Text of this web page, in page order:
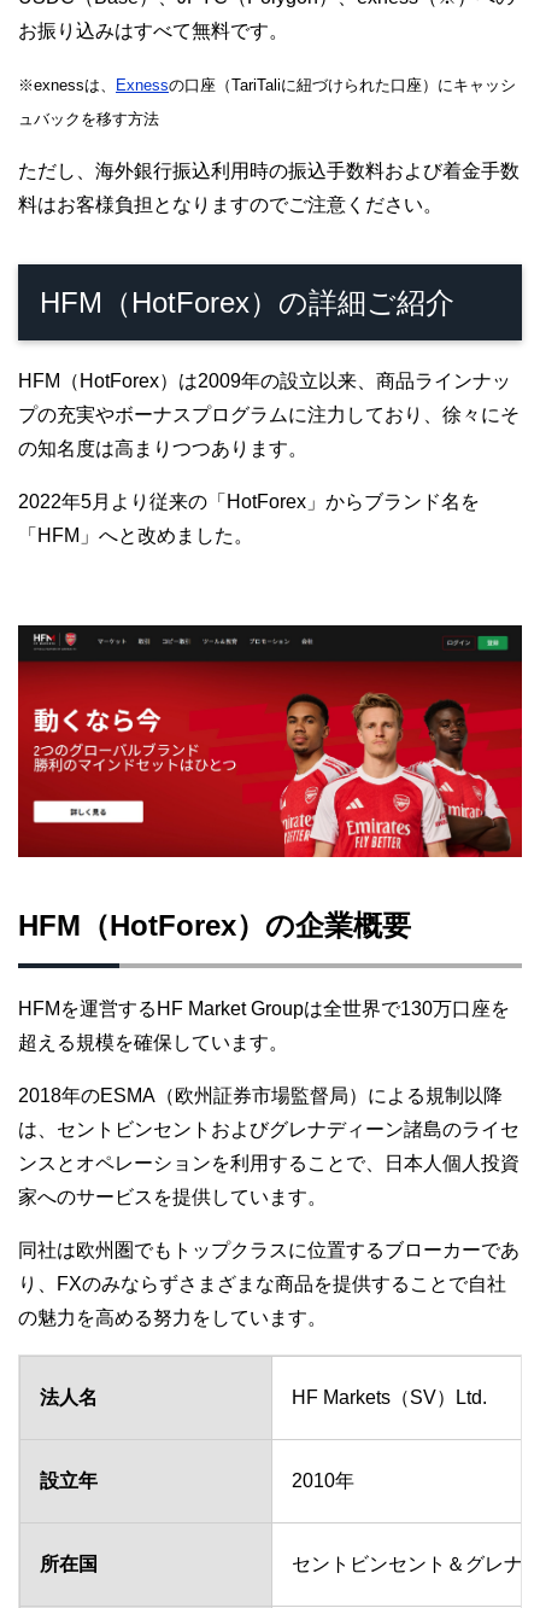
お振り込みはすべて無料です。
※exnessは、 Exnessの口座（TariTaliに紐づけられた口座）にキャッシ
ュバックを移す方法
ただし、海外銀行振込利用時の振込手数料および着金手数
料はお客様負担となりますのでご注意ください。
HFM（HotForex）の詳細ご紹介
HFM（HotForex）は2009年の設立以来、商品ラインナッ
プの充実やボーナスプログラムに注力しており、徐々にそ
の知名度は高まりつつあります。
2022年5月より従来の「HotForex」からブランド名を
「HFM」へと改めました。
HFM（HotForex）の企業概要
HFMを運営するHF Market Groupは全世界で130万口座を
超える規模を確保しています。
2018年のESMA（欧州証券市場監督局）による規制以降
は、セントビンセントおよびグレナディーン諸島のライセ
ンスとオペレーションを利用することで、日本人個人投資
家へのサービスを提供しています。
同社は欧州圏でもトップクラスに位置するブローカーであ
り、FXのみならずさまざまな商品を提供することで自社
の魅力を高める努力をしています。
法人名 HF Markets（SV）Ltd.
設立年 2010年
所在国 セントビンセント＆グレナ